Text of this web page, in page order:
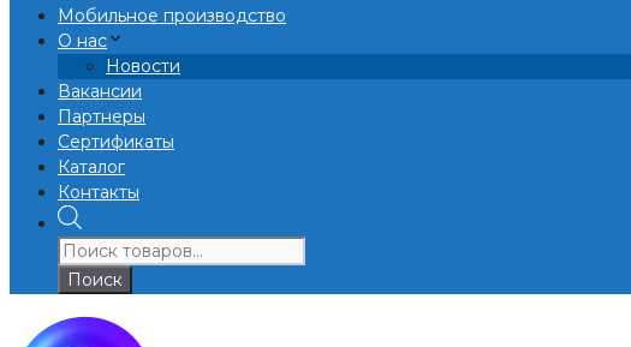
Мобильное производство
О нас
Новости
Вакансии
Партнеры
Сертификаты
Каталог
Контакты
Поиск
товаров
Поиск